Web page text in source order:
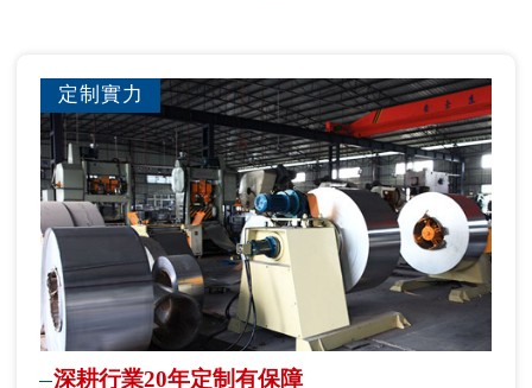
定制實力
深耕行業20年定制有保障